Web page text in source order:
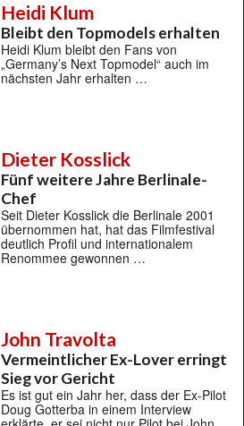
Heidi Klum
Bleibt den Topmodels erhalten
Heidi Klum bleibt den Fans von
„Germany’s Next Topmodel“ auch im
nächsten Jahr erhalten …
Dieter Kosslick
Fünf weitere Jahre Berlinale-
Chef
Seit Dieter Kosslick die Berlinale 2001
übernommen hat, hat das Filmfestival
deutlich Profil und internationalem
Renommee gewonnen …
John Travolta
Vermeintlicher Ex-Lover erringt
Sieg vor Gericht
Es ist gut ein Jahr her, dass der Ex-Pilot
Doug Gotterba in einem Interview